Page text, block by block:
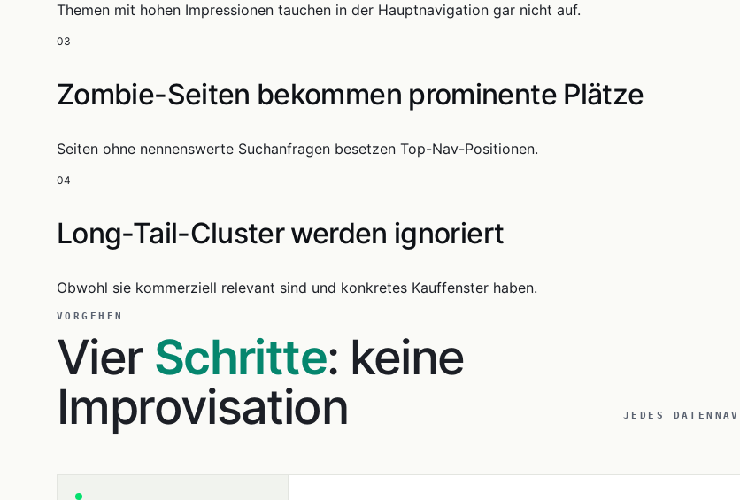
Themen mit hohen Impressionen tauchen in der Hauptnavigation gar nicht auf.
03
Zombie-Seiten bekommen prominente Plätze
Seiten ohne nennenswerte Suchanfragen besetzen Top-Nav-Positionen.
04
Long-Tail-Cluster werden ignoriert
Obwohl sie kommerziell relevant sind und konkretes Kauffenster haben.
VORGEHEN
Vier Schritte: keine
Improvisation
JEDES